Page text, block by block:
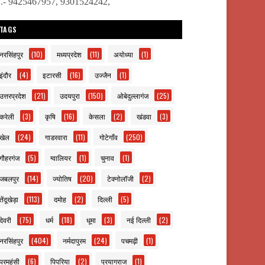
(10) मध्यप्रदेश (11) अयोध्या (1)
(4) इटारसी (16) उज्जैन (1)
(21) उदयपुरा (150) ओबेदुल्लागंज (25)
(3) कृषि (16) केसला (2) खंडवा (3)
(24) गाडरवारा (11) गोटेगाँव (250)
(5) ग्वालियर (1) चुनाव (1)
(14) ज्योतिष (20) टेक्नोलॉजी (2)
(113) दमोह (2) दिल्ली (5)
(75) धर्म (18) धूमा (3) नई दिल्ली (2)
(404) नर्मदापुरम (24) पचमढ़ी (1)
(6) पिपरिया (2) प्रयागराज (1)